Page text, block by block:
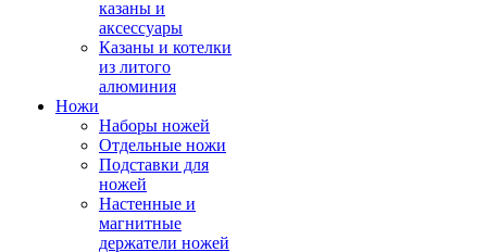
казаны и
аксессуары
Казаны и котелки
из литого
алюминия
Ножи
Наборы ножей
Отдельные ножи
Подставки для
ножей
Настенные и
магнитные
держатели ножей